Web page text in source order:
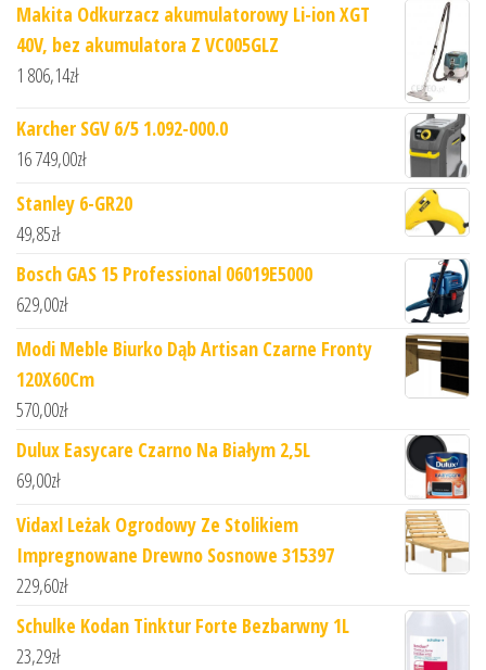
Makita Odkurzacz akumulatorowy Li-ion XGT
40V, bez akumulatora Z VC005GLZ
1 806,14zł
Karcher SGV 6/5 1.092-000.0
16 749,00zł
Stanley 6-GR20
49,85zł
Bosch GAS 15 Professional 06019E5000
629,00zł
Modi Meble Biurko Dąb Artisan Czarne Fronty
120X60Cm
570,00zł
Dulux Easycare Czarno Na Białym 2,5L
69,00zł
Vidaxl Leżak Ogrodowy Ze Stolikiem
Impregnowane Drewno Sosnowe 315397
229,60zł
Schulke Kodan Tinktur Forte Bezbarwny 1L
23,29zł